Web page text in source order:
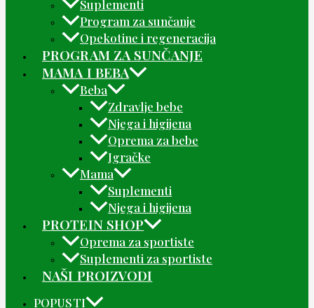
Suplementi
Program za sunčanje
Opekotine i regeneracija
PROGRAM ZA SUNČANJE
MAMA I BEBA
Beba
Zdravlje bebe
Njega i higijena
Oprema za bebe
Igračke
Mama
Suplementi
Njega i higijena
PROTEIN SHOP
Oprema za sportiste
Suplementi za sportiste
NAŠI PROIZVODI
POPUSTI